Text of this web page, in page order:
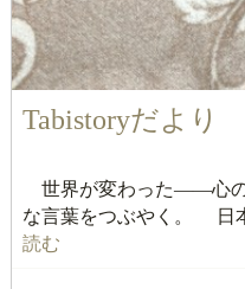
Tabistoryだより
世界が変わった――心の
な言葉をつぶやく。 日
読む